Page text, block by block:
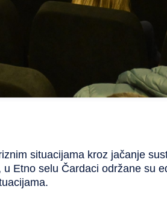
situacijama kroz jačanje
u Etno selu Čardaci održane su